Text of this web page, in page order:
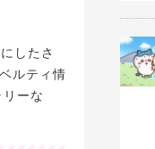
したさ
ルティ情
ーな